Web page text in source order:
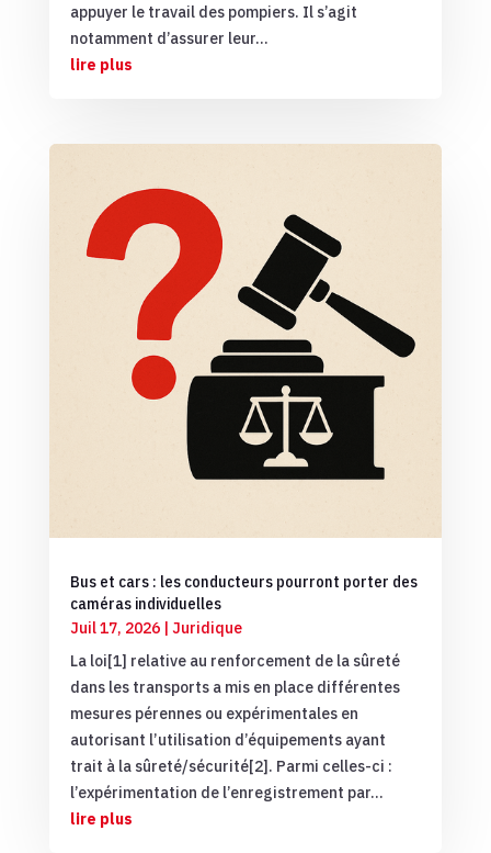
appuyer le travail des pompiers. Il s’agit
notamment d’assurer leur...
lire plus
Bus et cars : les conducteurs pourront porter des
caméras individuelles
Juil 17, 2026| Juridique
La loi[1] relative au renforcement de la sûreté
dans les transports a mis en place différentes
mesures pérennes ou expérimentales en
autorisant l’utilisation d’équipements ayant
trait à la sûreté/sécurité[2]. Parmi celles-ci :
l’expérimentation de l’enregistrement par...
lire plus